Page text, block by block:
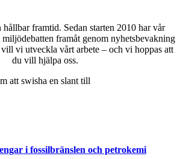
framtid. Sedan starten 2010 har vår
framåt genom nyhetsbevakning
vi utveckla vårt arbete – och vi hoppas att
du vill hjälpa oss.
att swisha en slant till
i fossilbränslen och petrokemi